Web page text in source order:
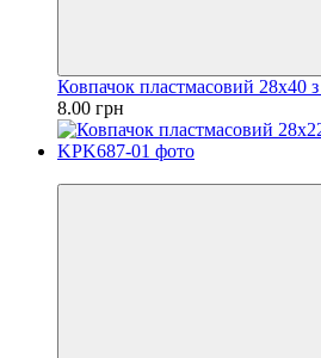
Ковпачок пластмасовий 28х40
8.00 грн